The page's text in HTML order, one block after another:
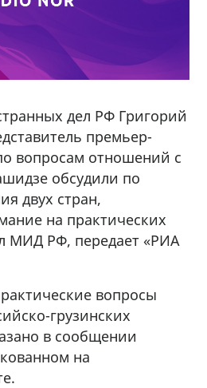
дел РФ Григорий
премьер-
вопросам отношений с
обсудили по
двух стран,
на практических
МИД РФ, передает «РИА
вопросы
грузинских
в сообщении
на